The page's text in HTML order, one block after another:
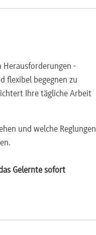
Herausforderungen -
flexibel begegnen zu
Ihre tägliche Arbeit
und welche Reglungen
Gelernte sofort